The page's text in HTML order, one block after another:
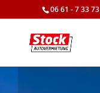
06 61 - 7 33 73